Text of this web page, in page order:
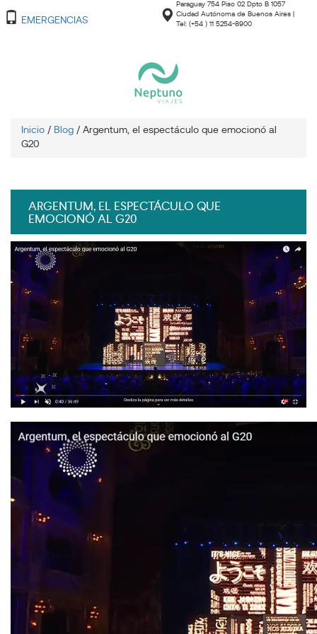
EMERGENCIAS
Paraguay 754 Piso 02 Dpto B 1057
Ciudad Autónoma de Buenos Aires |
Tel: (+54 ) 11 5254-8900
Inicio / Blog / Argentum, el espectáculo que emocionó al
G20
ARGENTUM, EL ESPECTÁCULO QUE
EMOCIONÓ AL G20